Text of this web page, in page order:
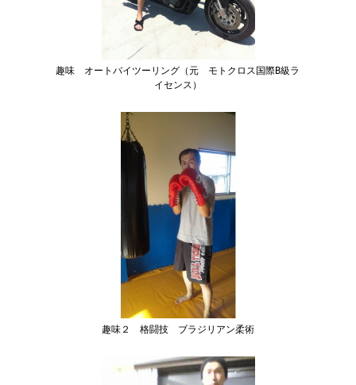
趣味 オートバイツーリング（元 モトクロス国際B級ラ
イセンス）
趣味２ 格闘技 ブラジリアン柔術